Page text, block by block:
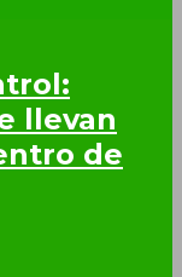
llevan
de